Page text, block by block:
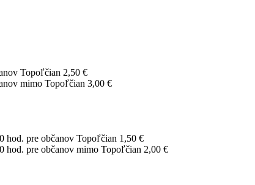
Topoľčian 2,50 €
mimo Topoľčian 3,00 €
hod. pre občanov Topoľčian 1,50 €
hod. pre občanov mimo Topoľčian 2,00 €